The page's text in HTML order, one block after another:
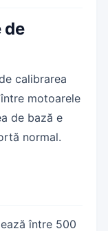
de
calibrarea
motoarele
de bază e
normal.
între 500